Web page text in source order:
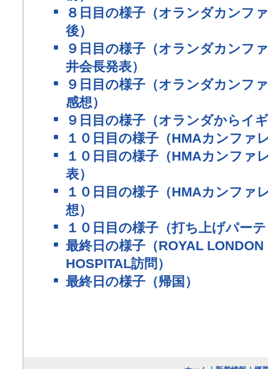
８日目の様子（オランダカン
後）
９日目の様子（オランダカン
井会長発表）
９日目の様子（オランダカン
感想）
９日目の様子（オランダからイ
１０日目の様子（HMAカンファ
１０日目の様子（HMAカンフ
表）
１０日目の様子（HMAカンフ
想）
１０日目の様子（打ち上げパー
最終日の様子（ROYAL LONDON
HOSPITAL訪問）
最終日の様子（帰国）